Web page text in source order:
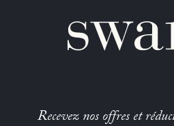
Recevez nos offres et